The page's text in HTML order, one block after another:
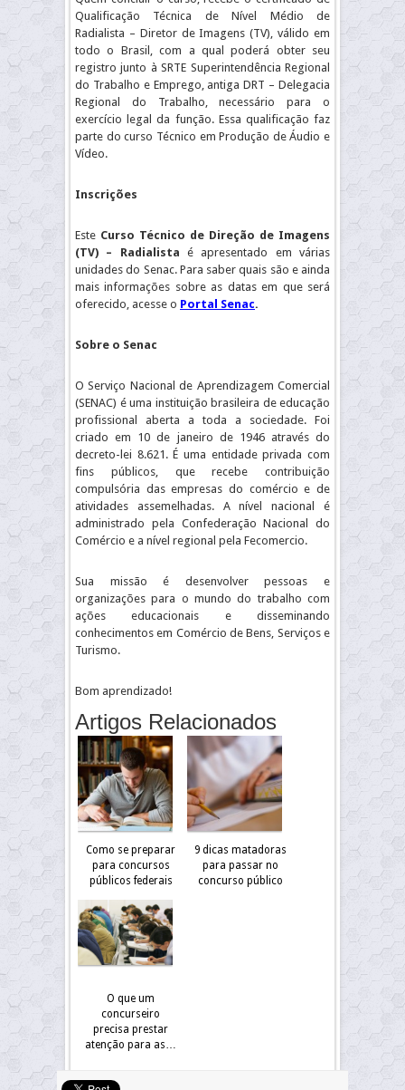
Qualificação Técnica de Nível Médio de
Radialista – Diretor de Imagens (TV), válido em
todo o Brasil, com a qual poderá obter seu
registro junto à SRTE Superintendência Regional
do Trabalho e Emprego, antiga DRT – Delegacia
Regional do Trabalho, necessário para o
exercício legal da função. Essa qualificação faz
parte do curso Técnico em Produção de Áudio e
Vídeo.
Inscrições
Este Curso Técnico de Direção de Imagens
(TV) – Radialista é apresentado em várias
unidades do Senac. Para saber quais são e ainda
mais informações sobre as datas em que será
oferecido, acesse o Portal Senac.
Sobre o Senac
O Serviço Nacional de Aprendizagem Comercial
(SENAC) é uma instituição brasileira de educação
profissional aberta a toda a sociedade. Foi
criado em 10 de janeiro de 1946 através do
decreto-lei 8.621. É uma entidade privada com
fins públicos, que recebe contribuição
compulsória das empresas do comércio e de
atividades assemelhadas. A nível nacional é
administrado pela Confederação Nacional do
Comércio e a nível regional pela Fecomercio.
Sua missão é desenvolver pessoas e
organizações para o mundo do trabalho com
ações educacionais e disseminando
conhecimentos em Comércio de Bens, Serviços e
Turismo.
Bom aprendizado!
Artigos Relacionados
Como se preparar
para concursos
públicos federais
9 dicas matadoras
para passar no
concurso público
O que um
concurseiro
precisa prestar
atenção para as…